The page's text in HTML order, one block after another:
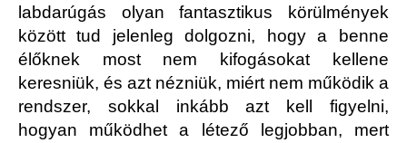
labdarúgás olyan fantasztikus körülmények
között tud jelenleg dolgozni, hogy a benne
élőknek most nem kifogásokat kellene
keresniük, és azt nézniük, miért nem működik a
rendszer, sokkal inkább azt kell figyelni,
hogyan működhet a létező legjobban, mert